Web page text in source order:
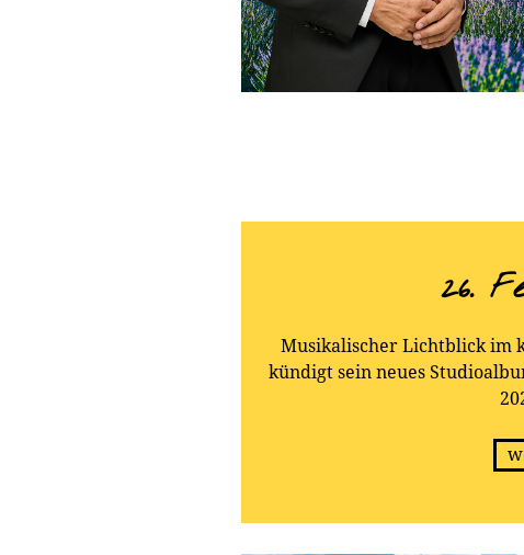
26.
Musikalischer Lichtblick im
kündigt sein neues